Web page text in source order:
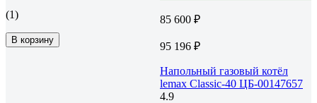
(1)
В корзину
85 600 ₽
95 196 ₽
Напольный газовый котёл
lemax Classic-40 ЦБ-00147657
4.9